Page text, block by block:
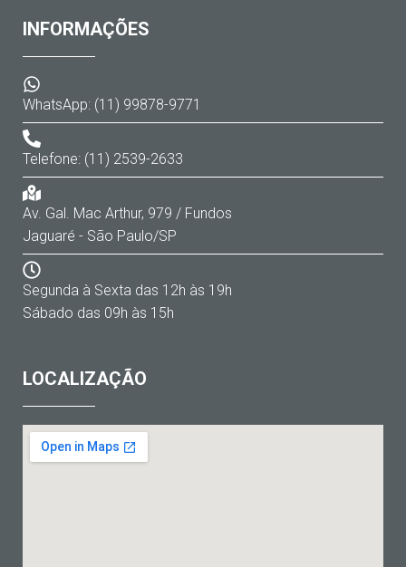
INFORMAÇÕES
WhatsApp: (11) 99878-9771
Telefone: (11) 2539-2633
Av. Gal. Mac Arthur, 979 / Fundos
Jaguaré - São Paulo/SP
Segunda à Sexta das 12h às 19h
Sábado das 09h às 15h
LOCALIZAÇÃO